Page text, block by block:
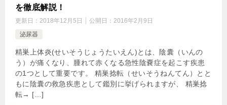
を徹底解説！
更新日： 2018年12月5日 公開日： 2016年2月9日
泌尿器
精巣上体炎(せいそうじょうたいえん)とは、陰囊（いんの
う）が痛くなり、腫れて赤くなる急性陰嚢症を起こす疾患
の1つとして重要です。 精巣捻転（せいそうねんてん）とと
もに陰囊の救急疾患として鑑別に挙げられますが、 精巣捻
転→ […]